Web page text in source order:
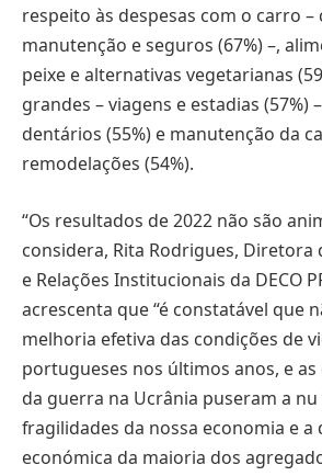
respeito às despesas com o carro –
manutenção e seguros (67%) –,
peixe e alternativas vegetarianas
grandes – viagens e estadias (57%)
dentários (55%) e manutenção da
remodelações (54%).
“Os resultados de 2022 não são
considera, Rita Rodrigues, Diretora
e Relações Institucionais da DECO
acrescenta que “é constatável que
melhoria efetiva das condições de
portugueses nos últimos anos, e as
da guerra na Ucrânia puseram a nu
fragilidades da nossa economia e a
económica da maioria dos